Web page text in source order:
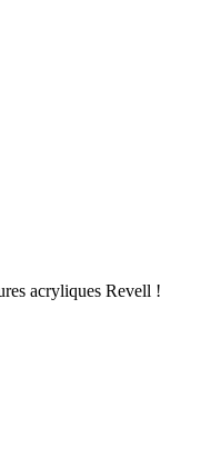
acryliques Revell !